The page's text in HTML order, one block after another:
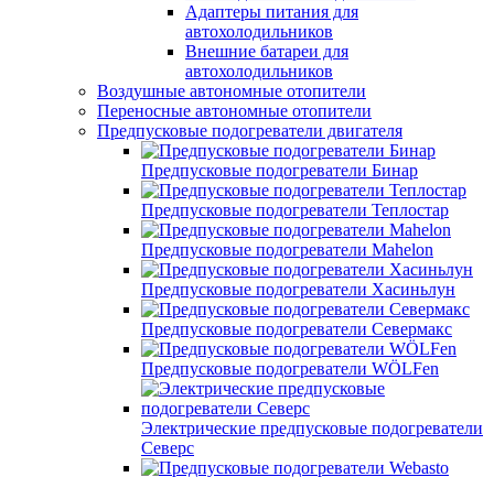
Адаптеры питания для
автохолодильников
Внешние батареи для
автохолодильников
Воздушные автономные отопители
Переносные автономные отопители
Предпусковые подогреватели двигателя
Предпусковые подогреватели Бинар
Предпусковые подогреватели Теплостар
Предпусковые подогреватели Mahelon
Предпусковые подогреватели Хасиньлун
Предпусковые подогреватели Севермакс
Предпусковые подогреватели WÖLFen
Электрические предпусковые подогреватели
Северс